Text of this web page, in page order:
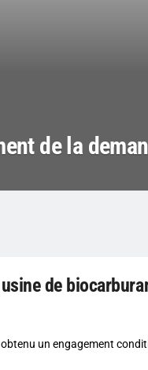
de la
de
un engagement